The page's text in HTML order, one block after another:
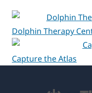
Dolphin Therapy
Capture the Atlas